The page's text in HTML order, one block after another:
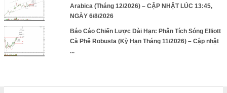
Arabica (Tháng 12/2026) – CẬP NHẬT LÚC 13:45,
NGÀY 6/8/2026
Báo Cáo Chiến Lược Dài Hạn: Phân Tích Sóng Elliott
Cà Phê Robusta (Kỳ Hạn Tháng 11/2026) – Cập nhật
...